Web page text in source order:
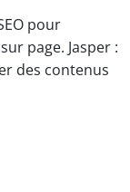
pour
page. Jasper :
des contenus